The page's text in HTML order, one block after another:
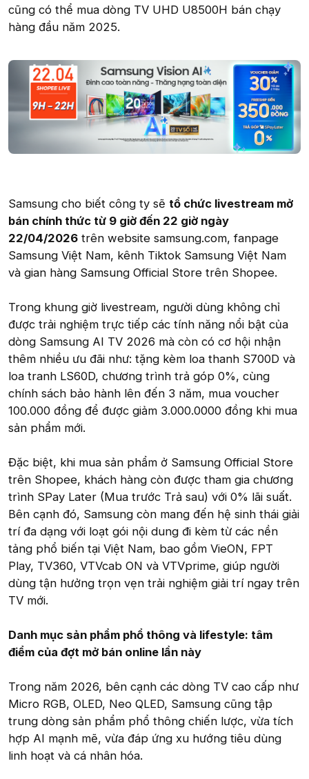
cũng có thể mua dòng TV UHD U8500H bán chạy
hàng đầu năm 2025.
Samsung cho biết công ty sẽ tổ chức livestream mở
bán chính thức từ 9 giờ đến 22 giờ ngày
22/04/2026 trên website samsung.com, fanpage
Samsung Việt Nam, kênh Tiktok Samsung Việt Nam
và gian hàng Samsung Official Store trên Shopee.
Trong khung giờ livestream, người dùng không chỉ
được trải nghiệm trực tiếp các tính năng nổi bật của
dòng Samsung AI TV 2026 mà còn có cơ hội nhận
thêm nhiều ưu đãi như: tặng kèm loa thanh S700D và
loa tranh LS60D, chương trình trả góp 0%, cùng
chính sách bảo hành lên đến 3 năm, mua voucher
100.000 đồng để được giảm 3.000.0000 đồng khi mua
sản phẩm mới.
Đặc biệt, khi mua sản phẩm ở Samsung Official Store
trên Shopee, khách hàng còn được tham gia chương
trình SPay Later (Mua trước Trả sau) với 0% lãi suất.
Bên cạnh đó, Samsung còn mang đến hệ sinh thái giải
trí đa dạng với loạt gói nội dung đi kèm từ các nền
tảng phổ biến tại Việt Nam, bao gồm VieON, FPT
Play, TV360, VTVcab ON và VTVprime, giúp người
dùng tận hưởng trọn vẹn trải nghiệm giải trí ngay trên
TV mới.
Danh mục sản phẩm phổ thông và lifestyle: tâm
điểm của đợt mở bán online lần này
Trong năm 2026, bên cạnh các dòng TV cao cấp như
Micro RGB, OLED, Neo QLED, Samsung cũng tập
trung dòng sản phẩm phổ thông chiến lược, vừa tích
hợp AI mạnh mẽ, vừa đáp ứng xu hướng tiêu dùng
linh hoạt và cá nhân hóa.